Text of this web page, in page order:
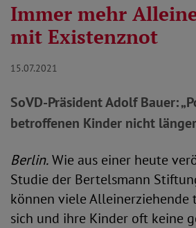
Immer mehr
mit Existenznot
15.07.2021
SoVD-Präsident Adolf Bauer:
betroffenen Kinder nicht
Berlin.Wie aus einer heute
Studie der Bertelsmann
können viele Alleinerziehende
sich und ihre Kinder oft keine